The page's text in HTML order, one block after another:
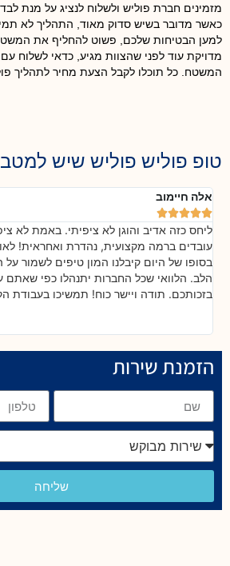
מזמינים חברת פוליש ולשלוח לנציג על מנת
כאשר מדובר בשיש סדוק מאוד, התהליך לא
למען הבטיחות שלכם, פשוט להחליף את
מדויקת עוד לפני שהצוות מגיע, כדאי לשלוח
המשטח. כל תוכלו לקבל הצעת מחיר לתהליך
טופ פוליש פוליש שיש
אלה חיימוב





ליחס כזה אדיב והוגן לא ציפיתי. באמת לא
עובדים ברמה מקצועית, נהדרת ואחראית!
בסופו של היום קיבלנו המון טיפים לשמור על
הלב. הלוואי שכל החברות יתנהלו כפי שאתם
בזכותכם. תודה ויישר כוח! תמשיכו בעבודת
הזמנת שירות
שליחה